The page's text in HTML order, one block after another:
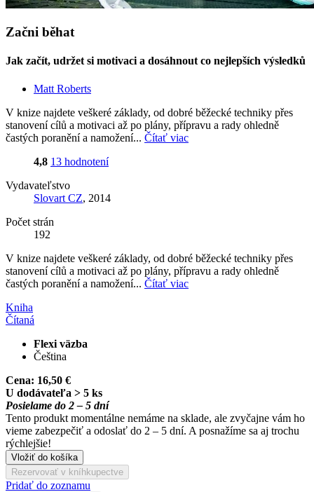
Začni běhat
Jak začít, udržet si motivaci a dosáhnout co nejlepších výsledků
Matt Roberts
V knize najdete veškeré základy, od dobré běžecké techniky přes
stanovení cílů a motivaci až po plány, přípravu a rady ohledně
častých poranění a namožení... Čítať viac
4,8 13 hodnotení
Vydavateľstvo
Slovart CZ, 2014
Počet strán
192
V knize najdete veškeré základy, od dobré běžecké techniky přes
stanovení cílů a motivaci až po plány, přípravu a rady ohledně
častých poranění a namožení... Čítať viac
Kniha
Čítaná
Flexi väzba
Čeština
Cena: 16,50 €
U dodávateľa > 5 ks
Posielame do 2 – 5 dní
Tento produkt momentálne nemáme na sklade, ale zvyčajne vám ho
vieme zabezpečiť a odoslať do 2 – 5 dní. A posnažíme sa aj trochu
rýchlejšie!
Vložiť do košíka
Rezervovať v kníhkupectve
Pridať do zoznamu